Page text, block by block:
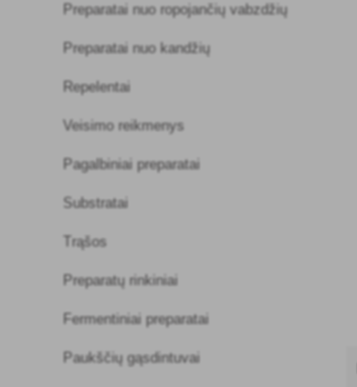
Preparatai nuo ropojančių vabzdžių
Preparatai nuo kandžių
Repelentai
Veisimo reikmenys
Pagalbiniai preparatai
Substratai
Trąšos
Preparatų rinkiniai
Fermentiniai preparatai
Paukščių gąsdintuvai